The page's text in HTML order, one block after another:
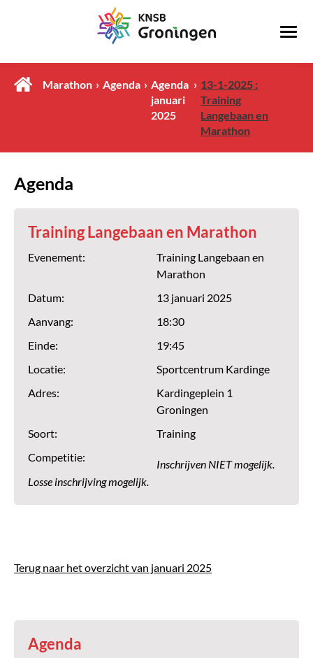
Marathon Agenda
Agenda
januari
2025
13-1-2025 :
Training
Langebaan en
Marathon
Agenda
Training Langebaan en Marathon
Evenement:
Training Langebaan en
Marathon
Datum:
13 januari 2025
Aanvang:
18:30
Einde:
19:45
Locatie:
Sportcentrum Kardinge
Adres:
Kardingeplein 1
Groningen
Soort:
Training
Competitie:
Inschrijven NIET mogelijk.
Losse inschrijving mogelijk.
Terug naar het overzicht van januari 2025
Agenda